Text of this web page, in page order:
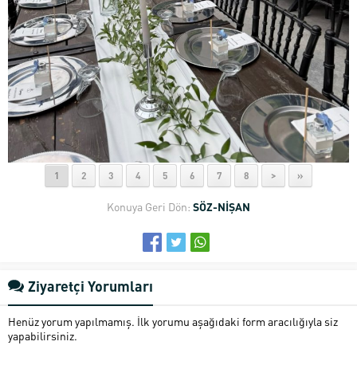
1 2 3 4 5 6 7 8 > »
Konuya Geri Dön: SÖZ-NİŞAN
Ziyaretçi Yorumları
Henüz yorum yapılmamış. İlk yorumu aşağıdaki form aracılığıyla siz
yapabilirsiniz.